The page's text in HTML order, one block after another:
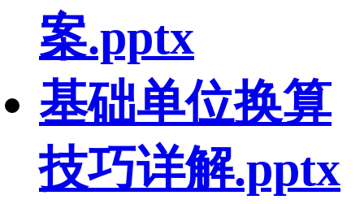
案.pptx
基础单位换算
技巧详解.pptx